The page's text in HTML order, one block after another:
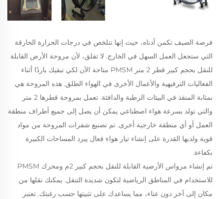
فرصة الصيف تكمن أدناه، حيث إنها تتلخص في درجات الحرارة الحارقة
التي ستجعل العمل السهل في الخارج. لا تقلق، لأن مروحة الأرض القابلة
للنقل بحجم كبير قطر 2 متر PMSM متاحة الآن لكي تبقيك باردًا أثناء
الفعاليات الترفيهية والأعمال الأخرى في الهواء الطلق. هذه المروحة هي
بمثابة المنقذ في البيئات الرطبة والدافئة. تعمل بمروحة قطرها 2 متر
والتي تولد بسرعة هواء اصطناعي يمكن أن يصل إلى جميع أطراف منطقة
العمل أو أي منطقة خارجية أخرى. تم تصنيع شفرات المروحة من مواد
قوية ولديها القدرة على إنشاء تيار هواء فعال يبرد المساحات الكبيرة
بكفاءة.
تم إنشاء مرواس الأرضية القابلة للنقل بحجم كبير 2م ومحرك PMSM
للاستخدام في المناطق الرياضية لتكون شديدة التنقل. يمكنك نقلها من
مكان إلى آخر دون عناء، مما يساعدك على تثبيتها حسب رغبتك. تعتبر